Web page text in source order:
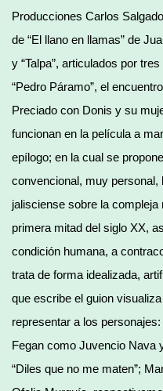
Producciones Carlos
de “El llano en llamas” de
y “Talpa”, articulados por
“Pedro Páramo”, el
Preciado con Donis y su
funcionan en la película a
epílogo; en la cual se
convencional, muy
jalisciense sobre la
primera mitad del siglo XX,
condición humana, a
trata de forma idealizada,
que escribe el guion
representar a los
Fegan como Juvencio Nava
“Diles que no me maten”;